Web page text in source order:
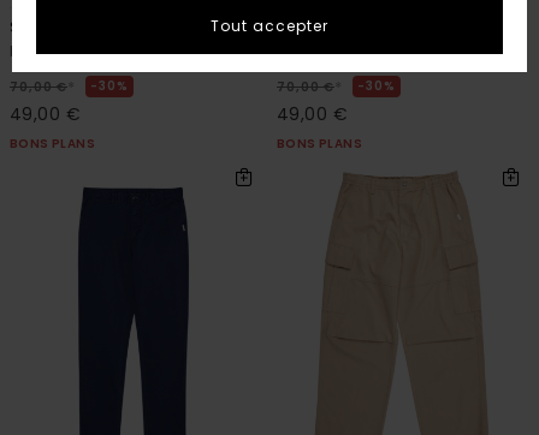
Slim Chino Twill
Pantalon chino Vert Homme
70,00 € 30%
49,00 €
BONS PLANS
Regular Twill
Chino Beige Homme
70,00 € 30%
49,00 €
BONS PLANS
Tout accepter